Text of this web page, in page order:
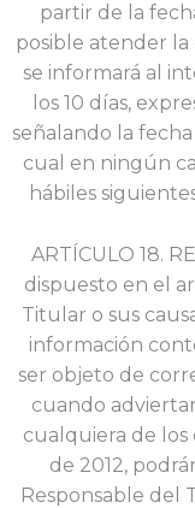
partir de la
posible atender
se informará al
los 10 días,
señalando la
cual en ningún
hábiles
ARTÍCULO 18.
dispuesto en el
Titular o sus
información
ser objeto de
cuando
cualquiera de los
de 2012,
Responsable del